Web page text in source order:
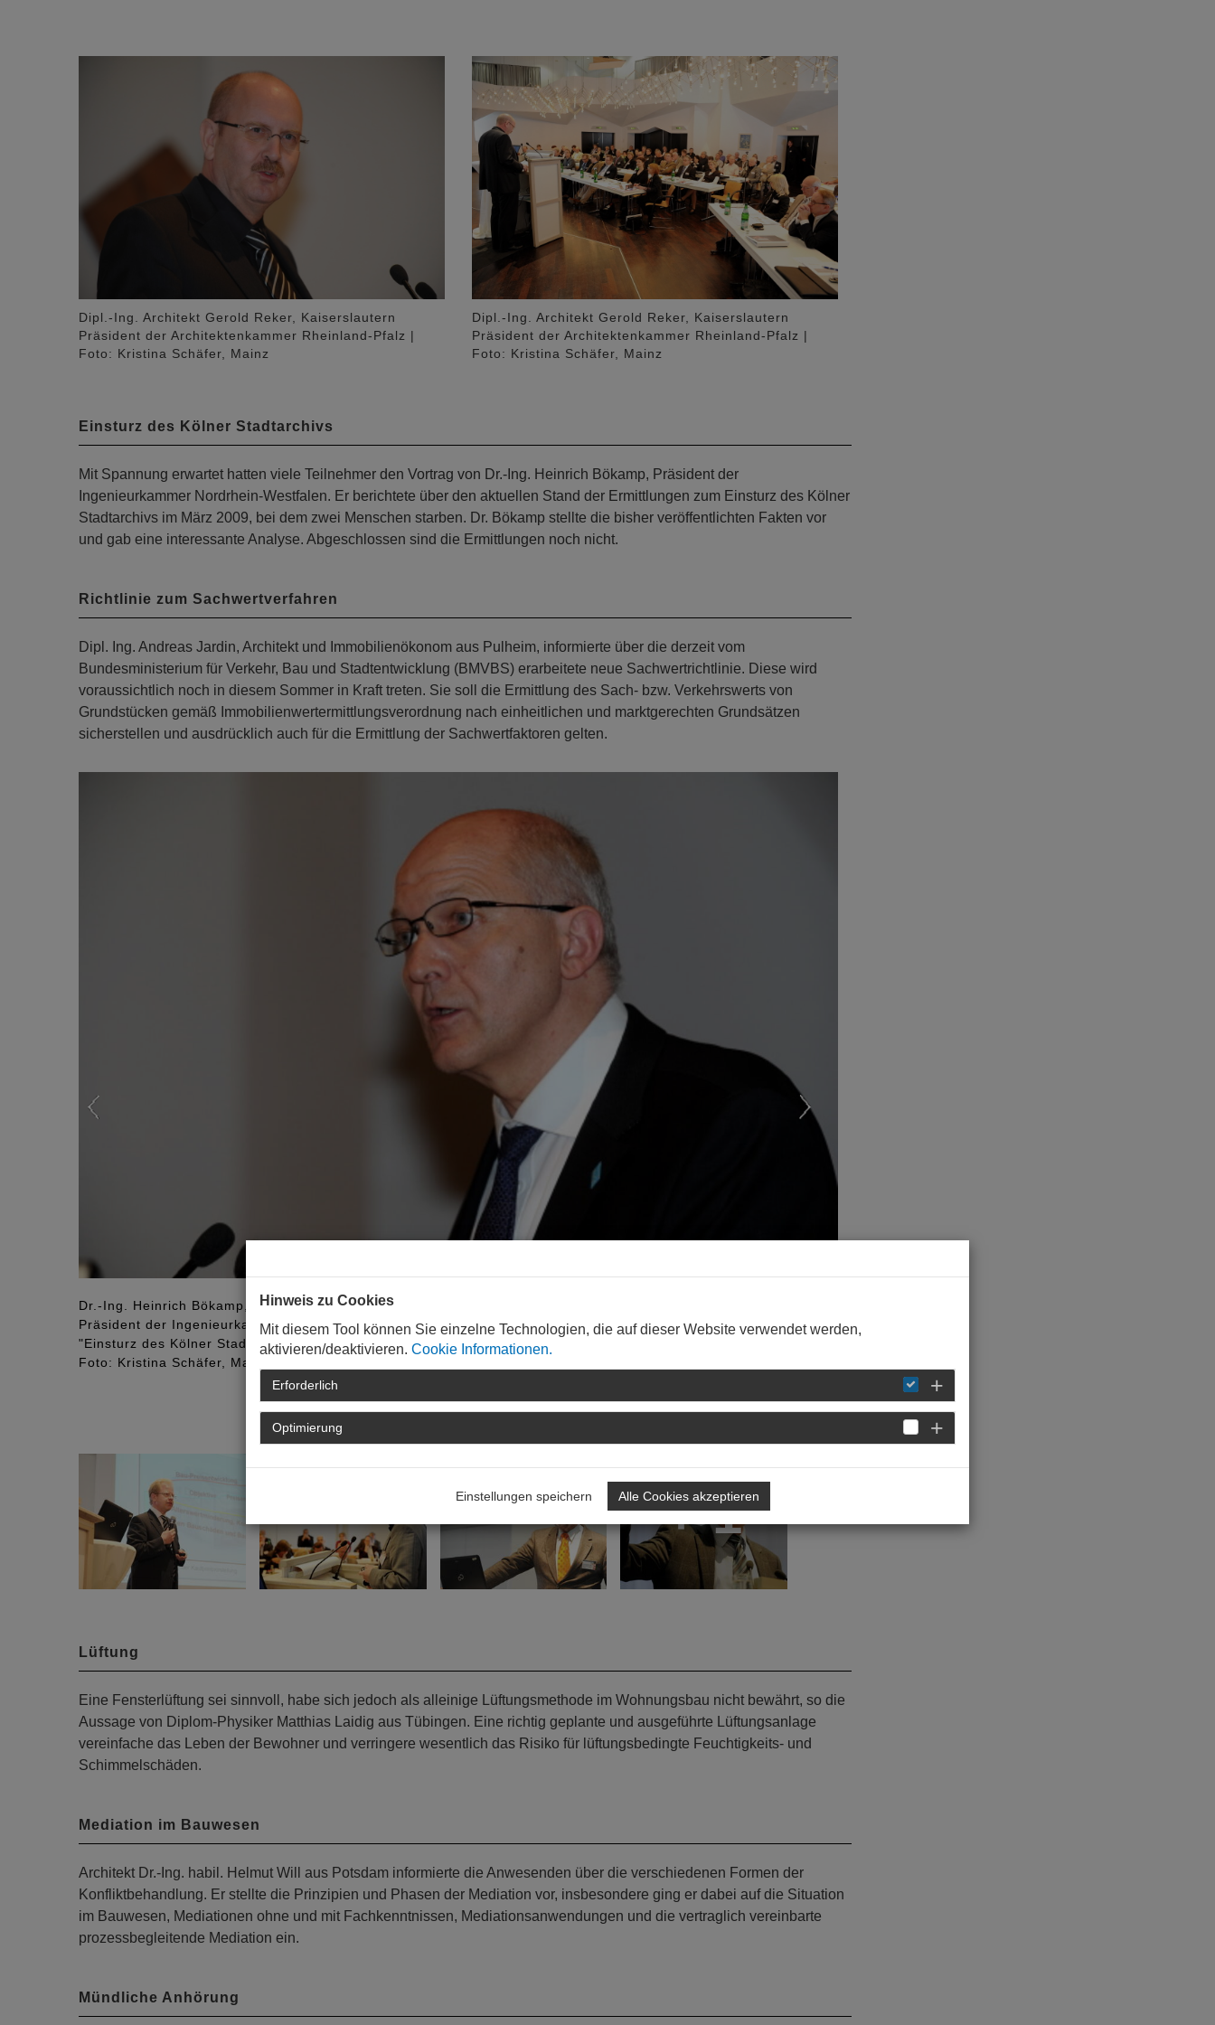
Dipl.-Ing. Architekt Gerold Reker, Kaiserslautern
Präsident der Architektenkammer Rheinland-Pfalz |
Foto: Kristina Schäfer, Mainz
Dipl.-Ing. Architekt Gerold Reker, Kaiserslautern
Präsident der Architektenkammer Rheinland-Pfalz |
Foto: Kristina Schäfer, Mainz
Einsturz des Kölner Stadtarchivs
Mit Spannung erwartet hatten viele Teilnehmer den Vortrag von Dr.-Ing. Heinrich Bökamp, Präsident der
Ingenieurkammer Nordrhein-Westfalen. Er berichtete über den aktuellen Stand der Ermittlungen zum Einsturz des Kölner
Stadtarchivs im März 2009, bei dem zwei Menschen starben. Dr. Bökamp stellte die bisher veröffentlichten Fakten vor
und gab eine interessante Analyse. Abgeschlossen sind die Ermittlungen noch nicht.
Richtlinie zum Sachwertverfahren
Dipl. Ing. Andreas Jardin, Architekt und Immobilienökonom aus Pulheim, informierte über die derzeit vom
Bundesministerium für Verkehr, Bau und Stadtentwicklung (BMVBS) erarbeitete neue Sachwertrichtlinie. Diese wird
voraussichtlich noch in diesem Sommer in Kraft treten. Sie soll die Ermittlung des Sach- bzw. Verkehrswerts von
Grundstücken gemäß Immobilienwertermittlungsverordnung nach einheitlichen und marktgerechten Grundsätzen
sicherstellen und ausdrücklich auch für die Ermittlung der Sachwertfaktoren gelten.
Dr.-Ing. Heinrich Bökamp, Münster
Präsident der Ingenieurkammer Nordrhein-Westfalen
"Einsturz des Kölner Stadtarchivs - Ursachen- und Schadensanalyse"
Foto: Kristina Schäfer, Mainz
+ 1
Lüftung
Eine Fensterlüftung sei sinnvoll, habe sich jedoch als alleinige Lüftungsmethode im Wohnungsbau nicht bewährt, so die
Aussage von Diplom-Physiker Matthias Laidig aus Tübingen. Eine richtig geplante und ausgeführte Lüftungsanlage
vereinfache das Leben der Bewohner und verringere wesentlich das Risiko für lüftungsbedingte Feuchtigkeits- und
Schimmelschäden.
Mediation im Bauwesen
Architekt Dr.-Ing. habil. Helmut Will aus Potsdam informierte die Anwesenden über die verschiedenen Formen der
Konfliktbehandlung. Er stellte die Prinzipien und Phasen der Mediation vor, insbesondere ging er dabei auf die Situation
im Bauwesen, Mediationen ohne und mit Fachkenntnissen, Mediationsanwendungen und die vertraglich vereinbarte
prozessbegleitende Mediation ein.
Mündliche Anhörung
Hinweis zu Cookies
Mit diesem Tool können Sie einzelne Technologien, die auf dieser Website verwendet werden,
aktivieren/deaktivieren. Cookie Informationen.
Erforderlich
Optimierung
Einstellungen speichern Alle Cookies akzeptieren